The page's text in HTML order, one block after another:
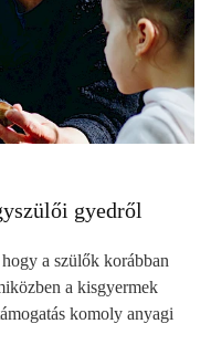
gyedről
a szülők korábban
a kisgyermek
komoly anyagi